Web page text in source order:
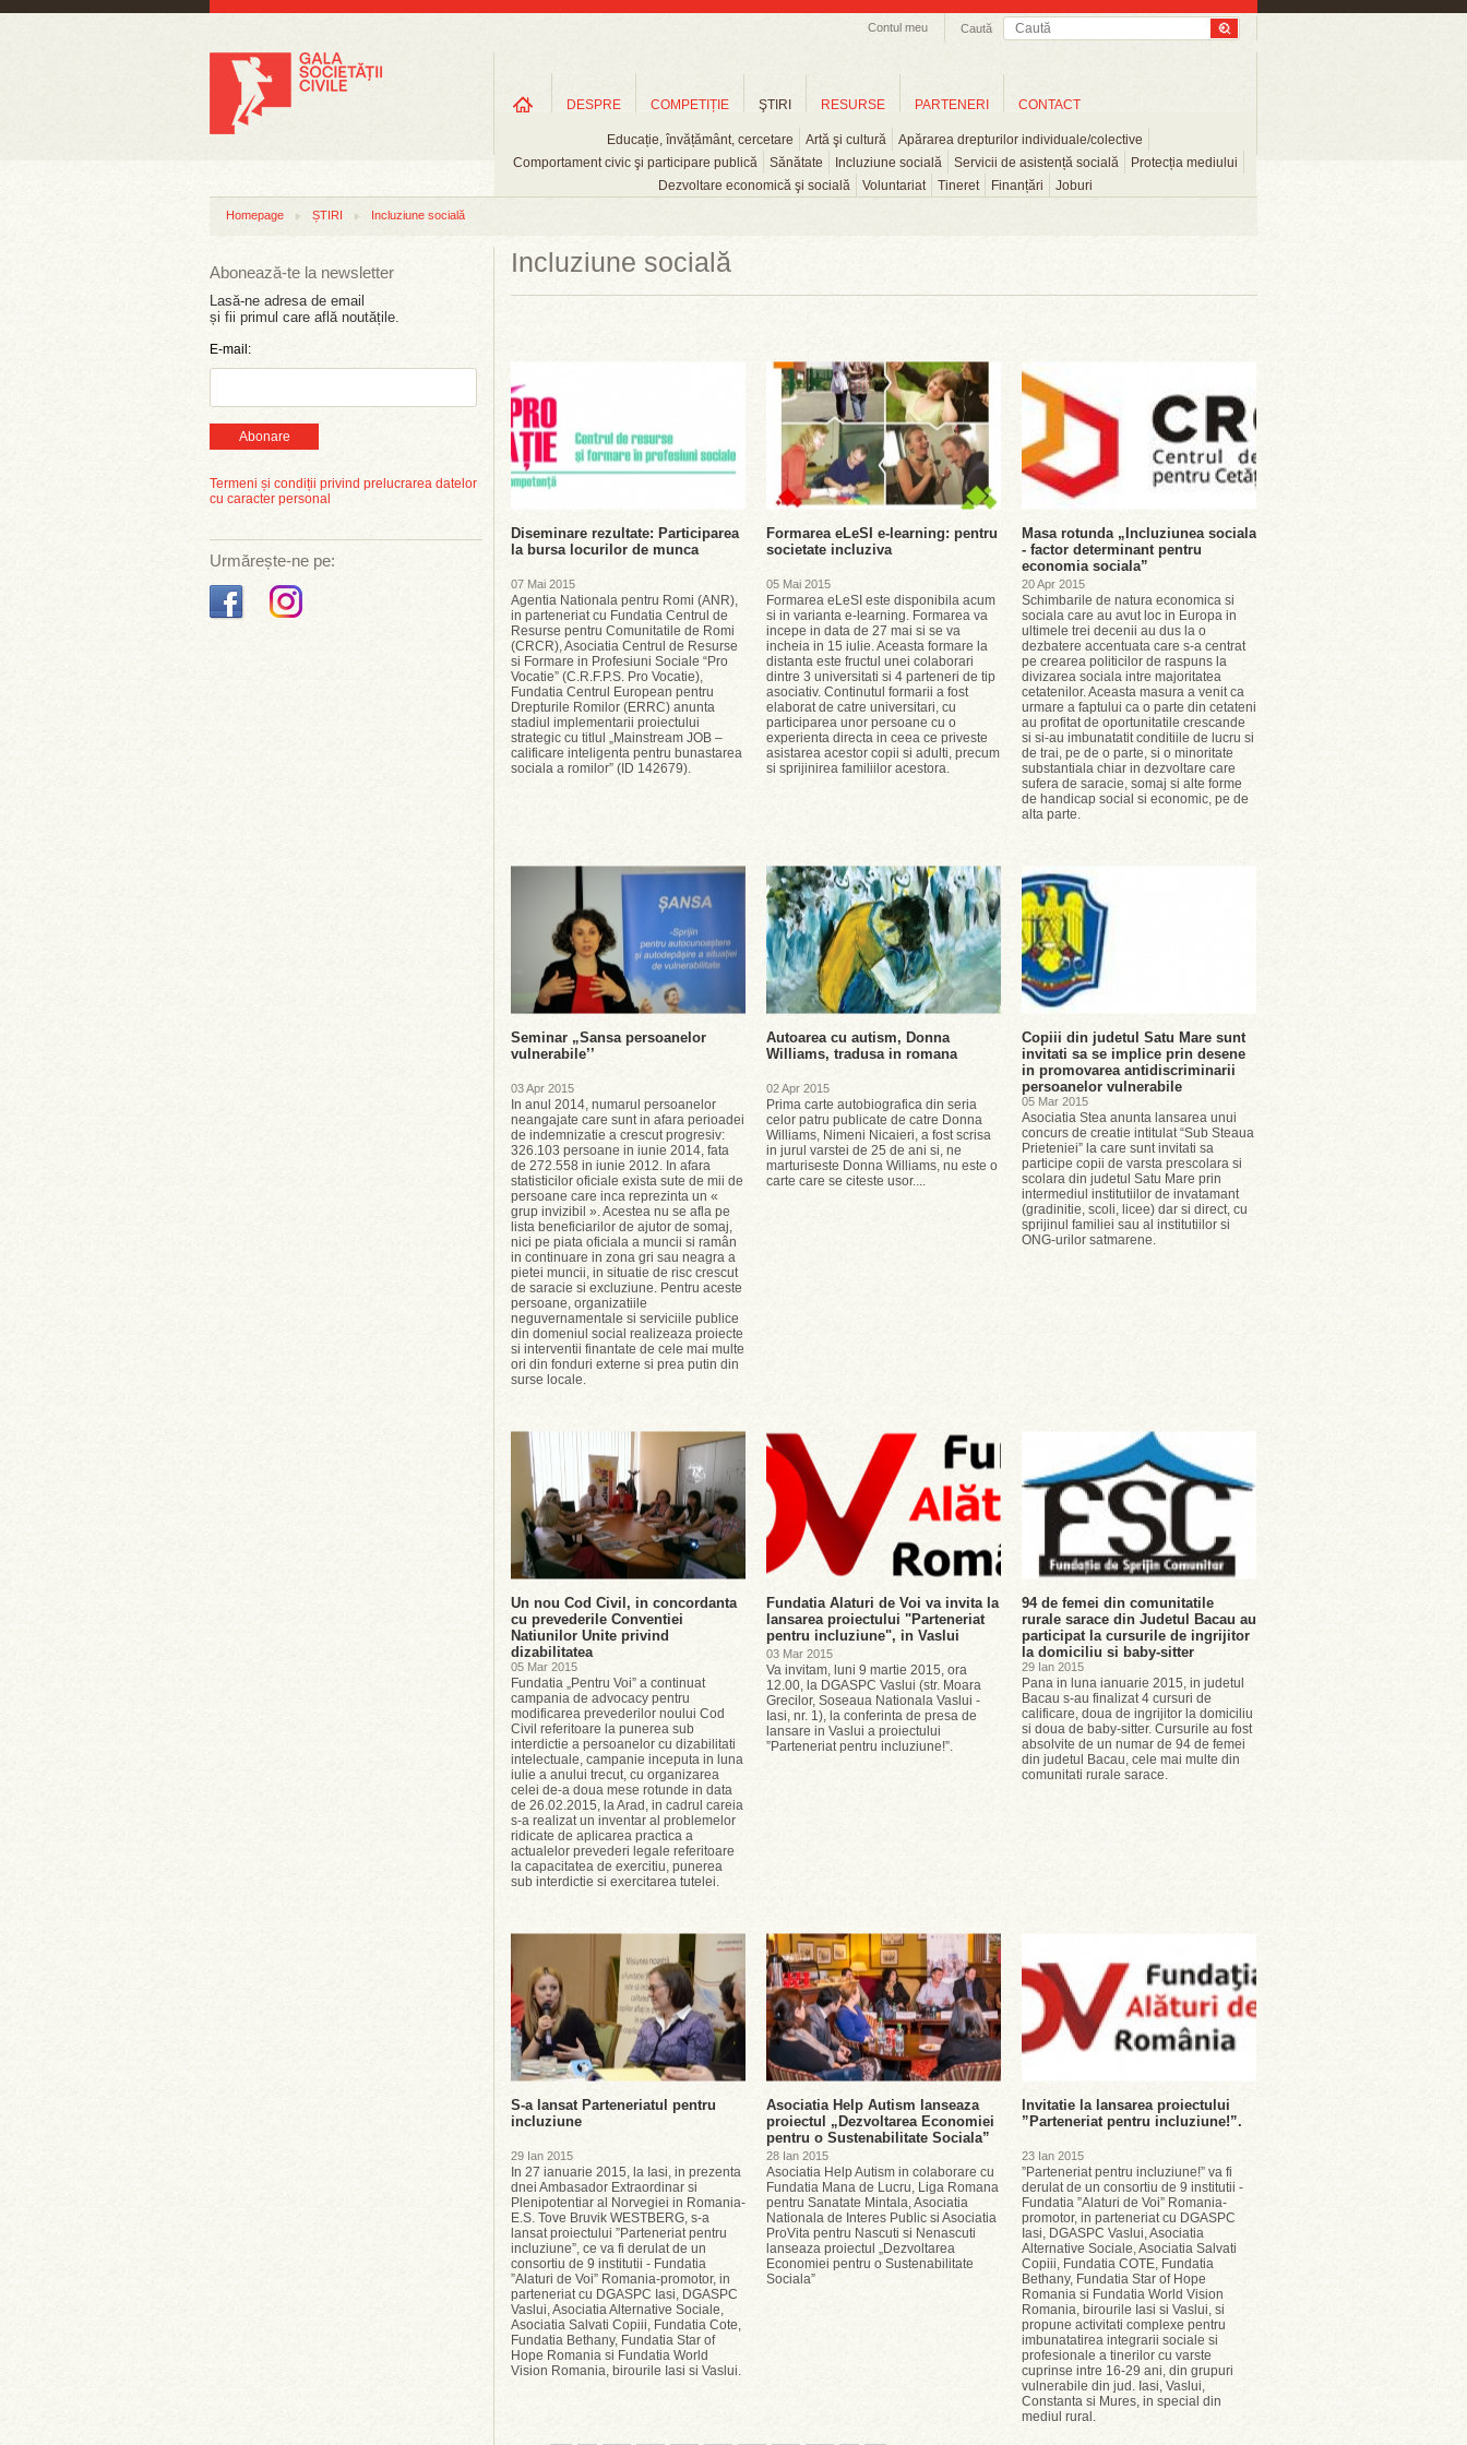
Caută
Contul meu
DESPRE COMPETIȚIE ŞTIRI
Educație, învățământ, cercetare Artă şi cultură
Apărarea drepturilor individuale/colective
Comportament civic şi participare publică
Sănătate Incluziune socială Servicii de asistență socială
Protecția mediului
Dezvoltare economică şi socială
Voluntariat Tineret Finanțări Joburi
RESURSE PARTENERI CONTACT
Homepage ȘTIRI Incluziune socială
Abonează-te la newsletter
Lasă-ne adresa de email
și fii primul care află noutățile.
E-mail:
Abonare
Termeni și condiții privind prelucrarea datelor
cu caracter personal
Urmărește-ne pe:
Incluziune socială
Diseminare rezultate: Participarea
la bursa locurilor de munca
07 Mai 2015
Agentia Nationala pentru Romi (ANR),
in parteneriat cu Fundatia Centrul de
Resurse pentru Comunitatile de Romi
(CRCR), Asociatia Centrul de Resurse
si Formare in Profesiuni Sociale “Pro
Vocatie” (C.R.F.P.S. Pro Vocatie),
Fundatia Centrul European pentru
Drepturile Romilor (ERRC) anunta
stadiul implementarii proiectului
strategic cu titlul „Mainstream JOB –
calificare inteligenta pentru bunastarea
sociala a romilor” (ID 142679).
Formarea eLeSI e-learning: pentru
societate incluziva
05 Mai 2015
Formarea eLeSI este disponibila acum
si in varianta e-learning. Formarea va
incepe in data de 27 mai si se va
incheia in 15 iulie. Aceasta formare la
distanta este fructul unei colaborari
dintre 3 universitati si 4 parteneri de tip
asociativ. Continutul formarii a fost
elaborat de catre universitari, cu
participarea unor persoane cu o
experienta directa in ceea ce priveste
asistarea acestor copii si adulti, precum
si sprijinirea familiilor acestora.
Masa rotunda „Incluziunea sociala
- factor determinant pentru
economia sociala”
20 Apr 2015
Schimbarile de natura economica si
sociala care au avut loc in Europa in
ultimele trei decenii au dus la o
dezbatere accentuata care s-a centrat
pe crearea politicilor de raspuns la
divizarea sociala intre majoritatea
cetatenilor. Aceasta masura a venit ca
urmare a faptului ca o parte din cetateni
au profitat de oportunitatile crescande
si si-au imbunatatit conditiile de lucru si
de trai, pe de o parte, si o minoritate
substantiala chiar in dezvoltare care
sufera de saracie, somaj si alte forme
de handicap social si economic, pe de
alta parte.
Seminar „Sansa persoanelor
vulnerabile’’
03 Apr 2015
In anul 2014, numarul persoanelor
neangajate care sunt in afara perioadei
de indemnizatie a crescut progresiv:
326.103 persoane in iunie 2014, fata
de 272.558 in iunie 2012. In afara
statisticilor oficiale exista sute de mii de
persoane care inca reprezinta un «
grup invizibil ». Acestea nu se afla pe
lista beneficiarilor de ajutor de somaj,
nici pe piata oficiala a muncii si ramân
in continuare in zona gri sau neagra a
pietei muncii, in situatie de risc crescut
de saracie si excluziune. Pentru aceste
persoane, organizatiile
neguvernamentale si serviciile publice
din domeniul social realizeaza proiecte
si interventii finantate de cele mai multe
ori din fonduri externe si prea putin din
surse locale.
Autoarea cu autism, Donna
Williams, tradusa in romana
02 Apr 2015
Prima carte autobiografica din seria
celor patru publicate de catre Donna
Williams, Nimeni Nicaieri, a fost scrisa
in jurul varstei de 25 de ani si, ne
marturiseste Donna Williams, nu este o
carte care se citeste usor....
Copiii din judetul Satu Mare sunt
invitati sa se implice prin desene
in promovarea antidiscriminarii
persoanelor vulnerabile
05 Mar 2015
Asociatia Stea anunta lansarea unui
concurs de creatie intitulat “Sub Steaua
Prieteniei” la care sunt invitati sa
participe copii de varsta prescolara si
scolara din judetul Satu Mare prin
intermediul institutiilor de invatamant
(gradinitie, scoli, licee) dar si direct, cu
sprijinul familiei sau al institutiilor si
ONG-urilor satmarene.
Un nou Cod Civil, in concordanta
cu prevederile Conventiei
Natiunilor Unite privind
dizabilitatea
05 Mar 2015
Fundatia „Pentru Voi” a continuat
campania de advocacy pentru
modificarea prevederilor noului Cod
Civil referitoare la punerea sub
interdictie a persoanelor cu dizabilitati
intelectuale, campanie inceputa in luna
iulie a anului trecut, cu organizarea
celei de-a doua mese rotunde in data
de 26.02.2015, la Arad, in cadrul careia
s-a realizat un inventar al problemelor
ridicate de aplicarea practica a
actualelor prevederi legale referitoare
la capacitatea de exercitiu, punerea
sub interdictie si exercitarea tutelei.
Fundatia Alaturi de Voi va invita la
lansarea proiectului "Parteneriat
pentru incluziune", in Vaslui
03 Mar 2015
Va invitam, luni 9 martie 2015, ora
12.00, la DGASPC Vaslui (str. Moara
Grecilor, Soseaua Nationala Vaslui -
Iasi, nr. 1), la conferinta de presa de
lansare in Vaslui a proiectului
”Parteneriat pentru incluziune!”.
94 de femei din comunitatile
rurale sarace din Judetul Bacau au
participat la cursurile de ingrijitor
la domiciliu si baby-sitter
29 Ian 2015
Pana in luna ianuarie 2015, in judetul
Bacau s-au finalizat 4 cursuri de
calificare, doua de ingrijitor la domiciliu
si doua de baby-sitter. Cursurile au fost
absolvite de un numar de 94 de femei
din judetul Bacau, cele mai multe din
comunitati rurale sarace.
S-a lansat Parteneriatul pentru
incluziune
29 Ian 2015
In 27 ianuarie 2015, la Iasi, in prezenta
dnei Ambasador Extraordinar si
Plenipotentiar al Norvegiei in Romania-
E.S. Tove Bruvik WESTBERG, s-a
lansat proiectului ”Parteneriat pentru
incluziune”, ce va fi derulat de un
consortiu de 9 institutii - Fundatia
”Alaturi de Voi” Romania-promotor, in
parteneriat cu DGASPC Iasi, DGASPC
Vaslui, Asociatia Alternative Sociale,
Asociatia Salvati Copiii, Fundatia Cote,
Fundatia Bethany, Fundatia Star of
Hope Romania si Fundatia World
Vision Romania, birourile Iasi si Vaslui.
Asociatia Help Autism lanseaza
proiectul „Dezvoltarea Economiei
pentru o Sustenabilitate Sociala”
28 Ian 2015
Asociatia Help Autism in colaborare cu
Fundatia Mana de Lucru, Liga Romana
pentru Sanatate Mintala, Asociatia
Nationala de Interes Public si Asociatia
ProVita pentru Nascuti si Nenascuti
lanseaza proiectul „Dezvoltarea
Economiei pentru o Sustenabilitate
Sociala”
Invitatie la lansarea proiectului
”Parteneriat pentru incluziune!”.
23 Ian 2015
”Parteneriat pentru incluziune!” va fi
derulat de un consortiu de 9 institutii -
Fundatia ”Alaturi de Voi” Romania-
promotor, in parteneriat cu DGASPC
Iasi, DGASPC Vaslui, Asociatia
Alternative Sociale, Asociatia Salvati
Copiii, Fundatia COTE, Fundatia
Bethany, Fundatia Star of Hope
Romania si Fundatia World Vision
Romania, birourile Iasi si Vaslui, si
propune activitati complexe pentru
imbunatatirea integrarii sociale si
profesionale a tinerilor cu varste
cuprinse intre 16-29 ani, din grupuri
vulnerabile din jud. Iasi, Vaslui,
Constanta si Mures, in special din
mediul rural.